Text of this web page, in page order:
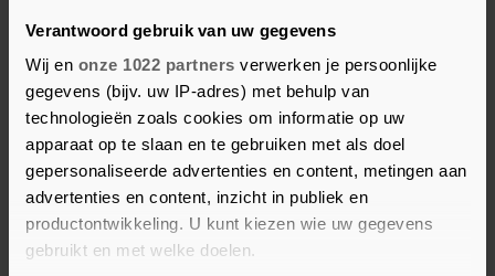
Verantwoord gebruik van uw gegevens
Wij en onze 1022 partners verwerken je persoonlijke
gegevens (bijv. uw IP-adres) met behulp van
technologieën zoals cookies om informatie op uw
apparaat op te slaan en te gebruiken met als doel
gepersonaliseerde advertenties en content, metingen aan
advertenties en content, inzicht in publiek en
productontwikkeling. U kunt kiezen wie uw gegevens
gebruikt en met welke doelen.
boven te halen. Dat is de bezetters een doorn in
het oog, want bruinkool zorgt volgens hen voor
opwarming van de aarde. Volgens de
actievoerders zijn er in de afgelopen dertig jaar
in Duitsland meer dan driehonderd dorpen
verdwenen voor de bruinkoolwinning. Met de
bezetting van Lützerath willen ze het tij doen
keren.